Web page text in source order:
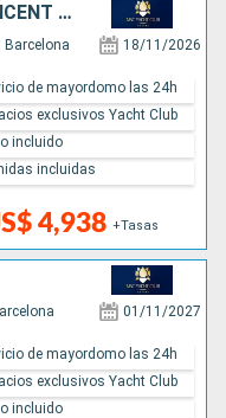
ESPAÑA, SAN MARTÍN, SAN VINCENT Y LAS GRANADINAS, BARBADOS, GRENADA
Barcelona 18/11/2026
4,938 +Tasas
de mayordomo las 24h
exclusivos Yacht Club
incluido
incluidas
01/11/2027
de mayordomo las 24h
exclusivos Yacht Club
incluido